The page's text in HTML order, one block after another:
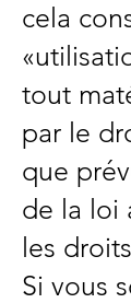
cela
tout
par le
que
de la loi
les
Si vous